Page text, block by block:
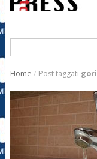
Home / Post taggati gori